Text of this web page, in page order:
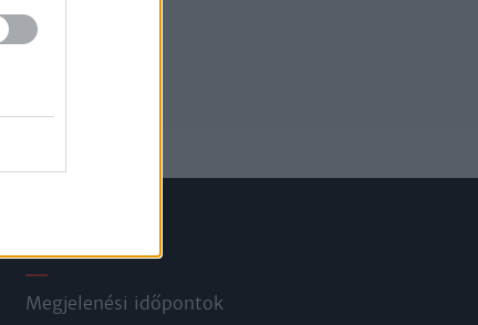
Megjelenési időpontok